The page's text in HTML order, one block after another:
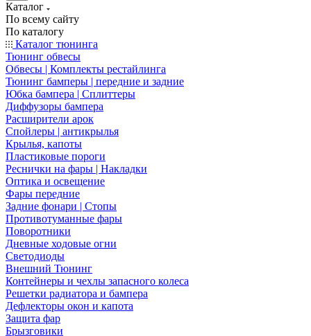
Каталог
По всему сайту
По каталогу
Каталог тюнинга
Тюнинг обвесы
Обвесы | Комплекты рестайлинга
Тюнинг бамперы | передние и задние
Юбка бампера | Сплиттеры
Диффузоры бампера
Расширители арок
Спойлеры | антикрылья
Крылья, капоты
Пластиковые пороги
Реснички на фары | Накладки
Оптика и освещение
Фары передние
Задние фонари | Стопы
Противотуманные фары
Поворотники
Дневные ходовые огни
Светодиоды
Внешний Тюнинг
Контейнеры и чехлы запасного колеса
Решетки радиатора и бампера
Дефлекторы окон и капота
Защита фар
Брызговики